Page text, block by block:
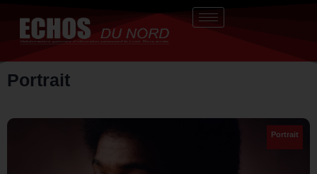
contenu
Portrait
Portrait